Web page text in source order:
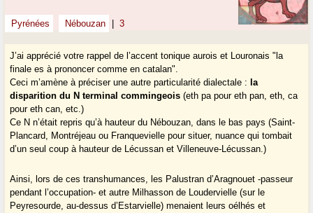
Pyrénées Nébouzan 3
J’ai apprécié votre rappel de l’accent tonique aurois et Louronais "la
finale es à prononcer comme en catalan".
Ceci m’amène à préciser une autre particularité dialectale : la
disparition du N terminal commingeois (eth pa pour eth pan, eth, ca
pour eth can, etc.)
Ce N n’était repris qu’à hauteur du Nébouzan, dans le bas pays (Saint-
Plancard, Montréjeau ou Franquevielle pour situer, nuance qui tombait
d’un seul coup à hauteur de Lécussan et Villeneuve-Lécussan.)
Ainsi, lors de ces transhumances, les Palustran d’Aragnouet -passeur
pendant l’occupation- et autre Milhasson de Loudervielle (sur le
Peyresourde, au-dessus d’Estarvielle) menaient leurs oélhés et